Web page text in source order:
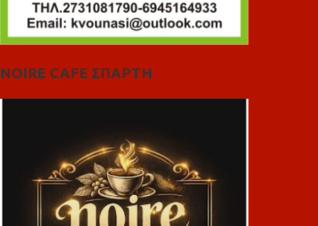
NOIRE CAFE ΣΠΑΡΤΗ